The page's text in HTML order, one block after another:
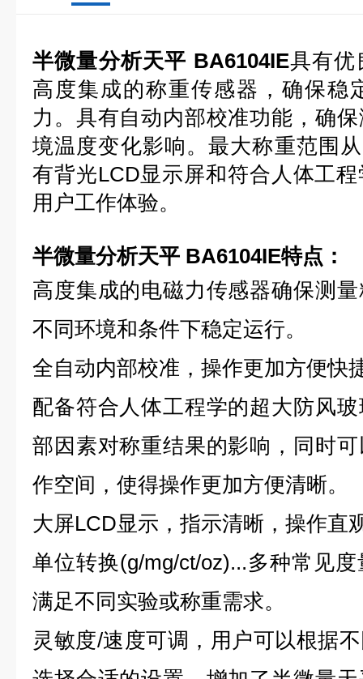
半微量分析天平 BA6104IE具有优
高度集成的称重传感器，确保稳
力。具有自动内部校准功能，确
境温度变化影响。最大称重范围
有背光LCD显示屏和符合人体工
用户工作体验。
半微量分析天平 BA6104IE特点：
高度集成的电磁力传感器确保测
不同环境和条件下稳定运行。
全自动内部校准，操作更加方便快
配备符合人体工程学的超大防风
部因素对称重结果的影响，同时
作空间，使得操作更加方便清晰。
大屏LCD显示，指示清晰，操作直
单位转换(g/mg/ct/oz)...多种常见
满足不同实验或称重需求。
灵敏度/速度可调，用户可以根据